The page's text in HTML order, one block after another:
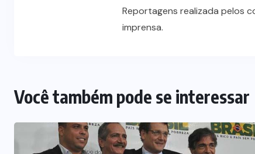
Reportagens realizada pelos
imprensa.
Você também pode se interessar